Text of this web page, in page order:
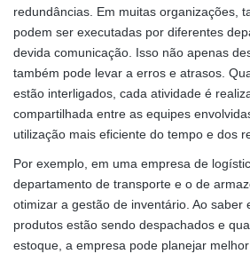
redundâncias. Em muitas organizações,
podem ser executadas por diferentes
devida comunicação. Isso não apenas
também pode levar a erros e atrasos.
estão interligados, cada atividade é
compartilhada entre as equipes
utilização mais eficiente do tempo e dos
Por exemplo, em uma empresa de
departamento de transporte e o de
otimizar a gestão de inventário. Ao saber
produtos estão sendo despachados e
estoque, a empresa pode planejar